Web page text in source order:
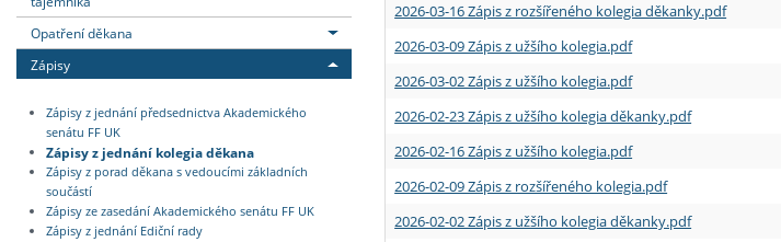
Opatření děkana
Zápisy
Zápisy z jednání předsednictva Akademického
senátu FF UK
Zápisy z jednání kolegia děkana
Zápisy z porad děkana s vedoucími základních
součástí
Zápisy ze zasedání Akademického senátu FF UK
Zápisy z jednání Ediční rady
2026-03-16 Zápis z rozšířeného kolegia děkanky.pdf
2026-03-09 Zápis z užšího kolegia.pdf
2026-03-02 Zápis z užšího kolegia.pdf
2026-02-23 Zápis z užšího kolegia děkanky.pdf
2026-02-16 Zápis z užšího kolegia.pdf
2026-02-09 Zápis z rozšířeného kolegia.pdf
2026-02-02 Zápis z užšího kolegia děkanky.pdf